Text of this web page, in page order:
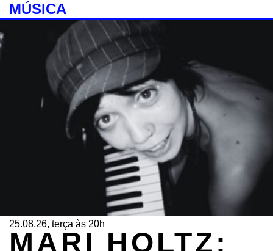
MÚSICA
25.08.26, terça às 20h
MARI HOLTZ: